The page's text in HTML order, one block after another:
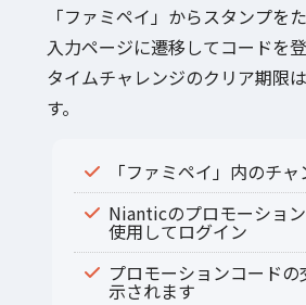
「ファミペイ」からスタンプ
入力ページに遷移してコードを
タイムチャレンジのクリア期限
す。
「ファミペイ」内のチ
Nianticのプロモーショ
使用してログイン
プロモーションコード
示されます